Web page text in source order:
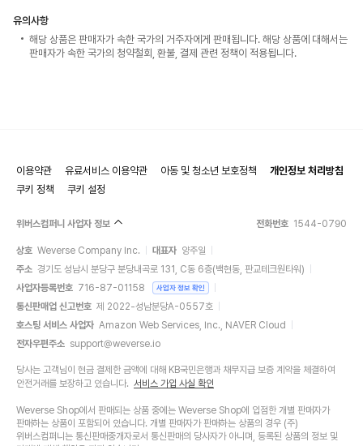
유의사항
해당 상품은 판매자가 속한 국가의 거주자에게 판매됩니다. 해당 상품에 대해서는
판매자가 속한 국가의 청약철회, 환불, 결제 관련 정책이 적용됩니다.
이용약관 유료서비스 이용약관 아동 및 청소년 보호정책
개인정보 처리방침
쿠키 정책
쿠키 설정
위버스컴퍼니 사업자 정보 전화번호 1544-0790
상호 Weverse Company Inc. 대표자 양주일
주소 경기도 성남시 분당구 분당내곡로 131, C동 6층(백현동, 판교테크원타워)
사업자등록번호 716-87-01158 사업자 정보 확인
통신판매업 신고번호 제 2022-성남분당A-0557호
호스팅 서비스 사업자 Amazon Web Services, Inc., NAVER Cloud
전자우편주소 support@weverse.io
당사는 고객님이 현금 결제한 금액에 대해 KB국민은행과 채무지급 보증 계약을 체결하여
안전거래를 보장하고 있습니다. 서비스 가입 사실 확인
Weverse Shop에서 판매되는 상품 중에는 Weverse Shop에 입점한 개별 판매자가
판매하는 상품이 포함되어 있습니다. 개별 판매자가 판매하는 상품의 경우 (주)
위버스컴퍼니는 통신판매중개자로서 통신판매의 당사자가 아니며, 등록된 상품의 정보 및